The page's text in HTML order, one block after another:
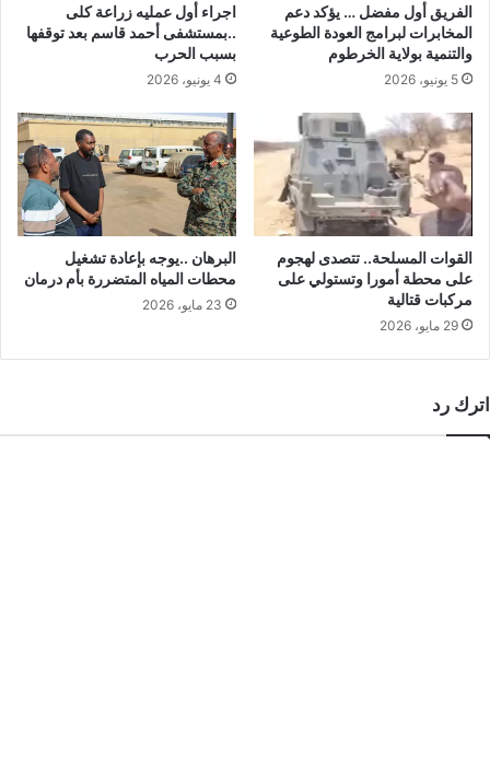
الفريق أول مفضل … يؤكد دعم
المخابرات لبرامج العودة الطوعية
والتنمية بولاية الخرطوم
5 يونيو، 2026
اجراء أول عمليه زراعة كلى
..بمستشفى أحمد قاسم بعد توقفها
بسبب الحرب
4 يونيو، 2026
القوات المسلحة.. تتصدى لهجوم
على محطة أمورا وتستولي على
مركبات قتالية
29 مايو، 2026
البرهان ..يوجه بإعادة تشغيل
محطات المياه المتضررة بأم درمان
23 مايو، 2026
اترك رد